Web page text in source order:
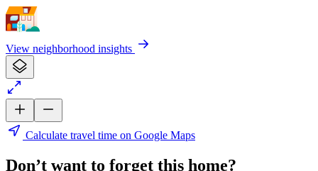
View neighborhood insights
Calculate travel time on Google Maps
Don’t want to forget this home?